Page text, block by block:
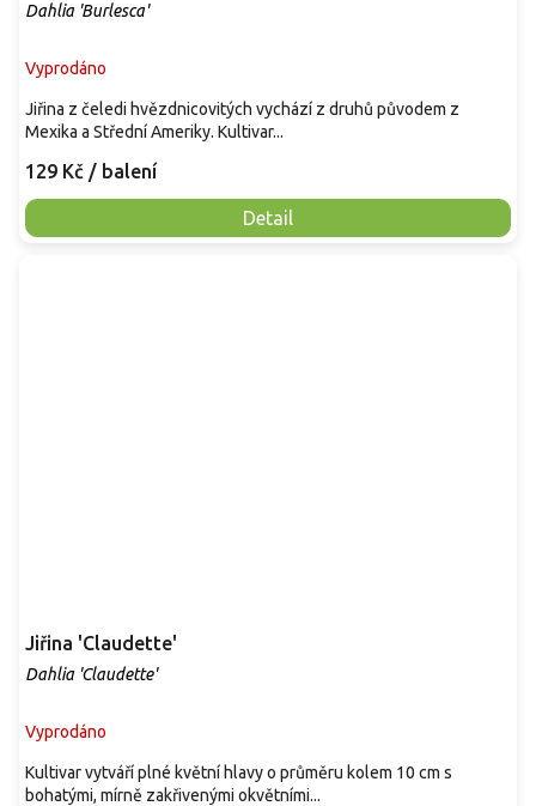
Dahlia 'Burlesca'
Vyprodáno
129 Kč / balení
Detail
Jiřina z čeledi hvězdnicovitých vychází z druhů původem z
Mexika a Střední Ameriky. Kultivar...
Jiřina 'Claudette'
Dahlia 'Claudette'
Vyprodáno
Kultivar vytváří plné květní hlavy o průměru kolem 10 cm s
bohatými, mírně zakřivenými okvětními...